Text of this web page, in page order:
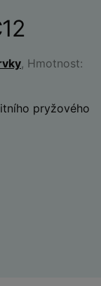
, Hmotnost:
pryžového